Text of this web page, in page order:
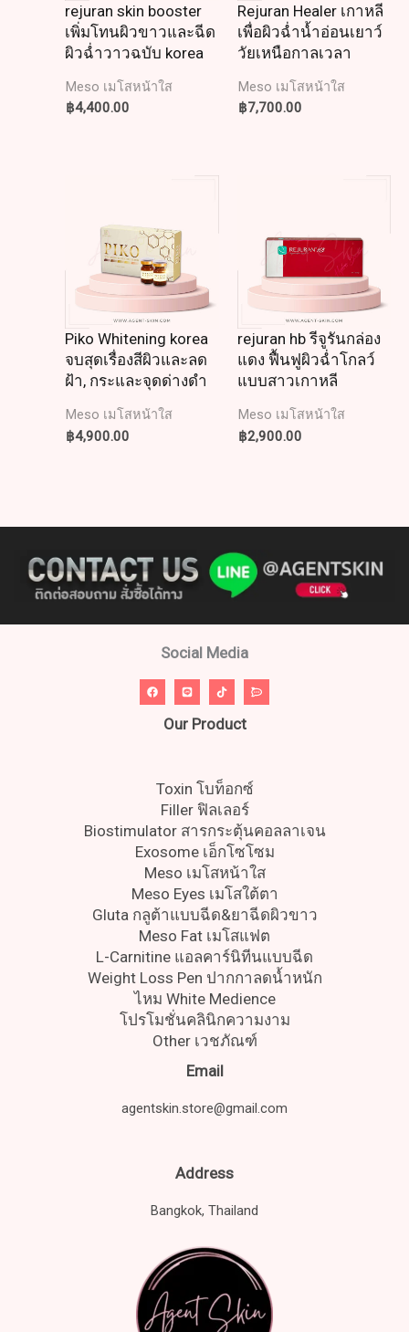
rejuran skin booster
เพิ่มโทนผิวขาวและฉีด
ผิวฉ่ำวาวฉบับ korea
Meso เมโสหน้าใส
฿4,400.00
Rejuran Healer เกาหลี
เพื่อผิวฉ่ำน้ำอ่อนเยาว์
วัยเหนือกาลเวลา
Meso เมโสหน้าใส
฿7,700.00
Piko Whitening korea
จบสุดเรื่องสีผิวและลด
ฝ้า, กระและจุดด่างดำ
Meso เมโสหน้าใส
฿4,900.00
rejuran hb รีจูรันกล่อง
แดง ฟื้นฟูผิวฉ่ำโกลว์
แบบสาวเกาหลี
Meso เมโสหน้าใส
฿2,900.00
Social Media
Our Product
Toxin โบท็อกซ์
Filler ฟิลเลอร์
Biostimulator สารกระตุ้นคอลลาเจน
Exosome เอ็กโซโซม
Meso เมโสหน้าใส
Meso Eyes เมโสใต้ตา
Gluta กลูต้าแบบฉีด&ยาฉีดผิวขาว
Meso Fat เมโสแฟต
L-Carnitine แอลคาร์นิทีนแบบฉีด
Weight Loss Pen ปากกาลดน้ำหนัก
ไหม White Medience
โปรโมชั่นคลินิกความงาม
Other เวชภัณฑ์
Email
agentskin.store@gmail.com
Address
Bangkok, Thailand